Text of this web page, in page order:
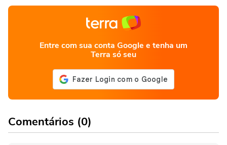
Entre com sua conta Google e tenha um
Terra só seu
Comentários (0)